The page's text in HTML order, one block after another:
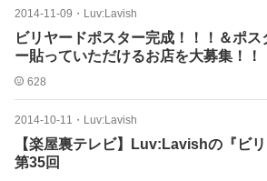
2014-11-09 ・ Luv:Lavish
ビリヤードポスター完成！！！＆ポス
ー貼っていただけるお店を大募集！！
628
2014-10-11 ・ Luv:Lavish
【楽屋裏テレビ】Luv:Lavishの『ビリ
第35回